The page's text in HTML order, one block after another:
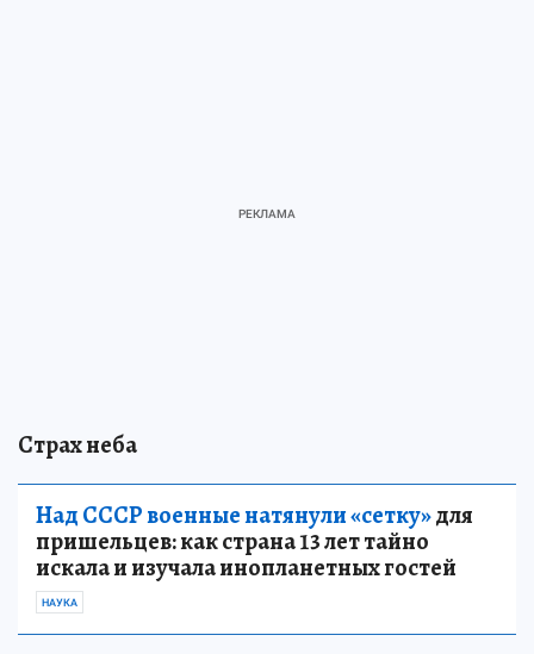
Страх неба
Над СССР военные натянули «сетку»для
пришельцев: как страна 13 лет тайно
искала и изучала инопланетных гостей
НАУКА